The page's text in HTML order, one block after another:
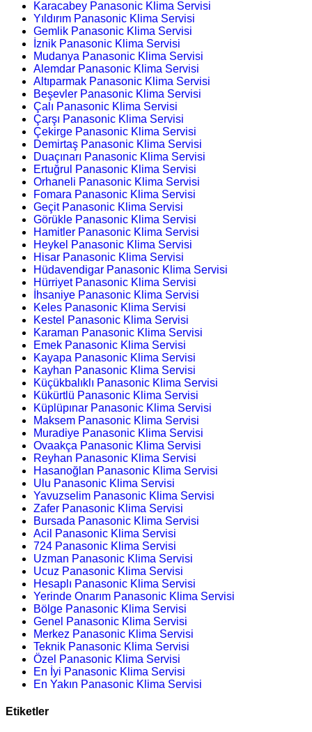
Karacabey Panasonic Klima Servisi
Yıldırım Panasonic Klima Servisi
Gemlik Panasonic Klima Servisi
İznik Panasonic Klima Servisi
Mudanya Panasonic Klima Servisi
Alemdar Panasonic Klima Servisi
Altıparmak Panasonic Klima Servisi
Beşevler Panasonic Klima Servisi
Çalı Panasonic Klima Servisi
Çarşı Panasonic Klima Servisi
Çekirge Panasonic Klima Servisi
Demirtaş Panasonic Klima Servisi
Duaçınarı Panasonic Klima Servisi
Ertuğrul Panasonic Klima Servisi
Orhaneli Panasonic Klima Servisi
Fomara Panasonic Klima Servisi
Geçit Panasonic Klima Servisi
Görükle Panasonic Klima Servisi
Hamitler Panasonic Klima Servisi
Heykel Panasonic Klima Servisi
Hisar Panasonic Klima Servisi
Hüdavendigar Panasonic Klima Servisi
Hürriyet Panasonic Klima Servisi
İhsaniye Panasonic Klima Servisi
Keles Panasonic Klima Servisi
Kestel Panasonic Klima Servisi
Karaman Panasonic Klima Servisi
Emek Panasonic Klima Servisi
Kayapa Panasonic Klima Servisi
Kayhan Panasonic Klima Servisi
Küçükbalıklı Panasonic Klima Servisi
Kükürtlü Panasonic Klima Servisi
Küplüpınar Panasonic Klima Servisi
Maksem Panasonic Klima Servisi
Muradiye Panasonic Klima Servisi
Ovaakça Panasonic Klima Servisi
Reyhan Panasonic Klima Servisi
Hasanoğlan Panasonic Klima Servisi
Ulu Panasonic Klima Servisi
Yavuzselim Panasonic Klima Servisi
Zafer Panasonic Klima Servisi
Bursada Panasonic Klima Servisi
Acil Panasonic Klima Servisi
724 Panasonic Klima Servisi
Uzman Panasonic Klima Servisi
Ucuz Panasonic Klima Servisi
Hesaplı Panasonic Klima Servisi
Yerinde Onarım Panasonic Klima Servisi
Bölge Panasonic Klima Servisi
Genel Panasonic Klima Servisi
Merkez Panasonic Klima Servisi
Teknik Panasonic Klima Servisi
Özel Panasonic Klima Servisi
En İyi Panasonic Klima Servisi
En Yakın Panasonic Klima Servisi
Etiketler